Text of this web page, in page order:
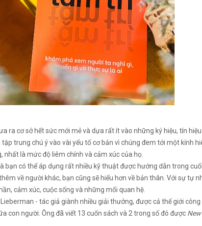
ra cơ sở hết sức mới mẻ và dựa rất ít vào những ký hiệu, tín
tập trung chú ý vào vài yếu tố cơ bản vì chúng đem tới một kính
nhất là mức độ liêm chính và cảm xúc của họ.
bạn có thể áp dụng rất nhiều kỹ thuật được hướng dẫn trong
về người khác, bạn cũng sẽ hiểu hơn về bản thân. Với sự tự
cảm xúc, cuộc sống và những mối quan hệ.
- tác giả giành nhiều giải thưởng, được cả thế giới
con người. Ông đã viết 13 cuốn sách và 2 trong số đó được